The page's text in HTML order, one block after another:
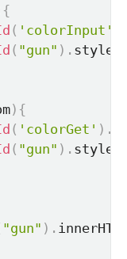
{
( 'colorInput'
( "gun" ) . style
) {
( 'colorGet' ) .
( "gun" ) . style
"gun" ) .